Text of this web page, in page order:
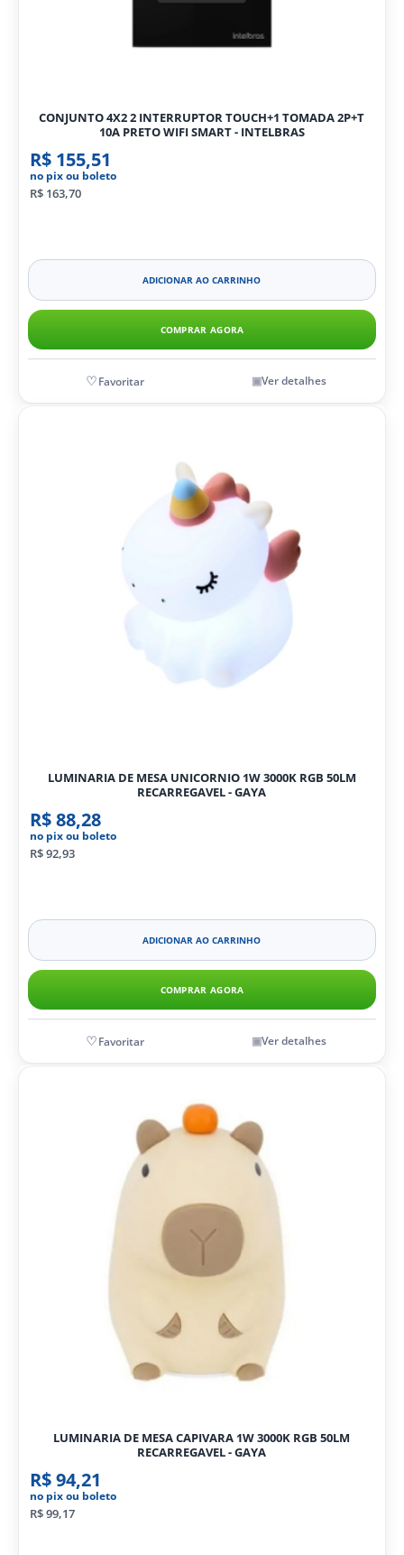
CONJUNTO 4X2 2 INTERRUPTOR TOUCH+1 TOMADA 2P+T
10A PRETO WIFI SMART - INTELBRAS
R$ 155,51
no pix ou boleto
R$ 163,70
ADICIONAR AO CARRINHO
COMPRAR AGORA
Ver detalhes
LUMINARIA DE MESA UNICORNIO 1W 3000K RGB 50LM
RECARREGAVEL - GAYA
R$ 88,28
no pix ou boleto
R$ 92,93
ADICIONAR AO CARRINHO
COMPRAR AGORA
Ver detalhes
LUMINARIA DE MESA CAPIVARA 1W 3000K RGB 50LM
RECARREGAVEL - GAYA
R$ 94,21
no pix ou boleto
R$ 99,17